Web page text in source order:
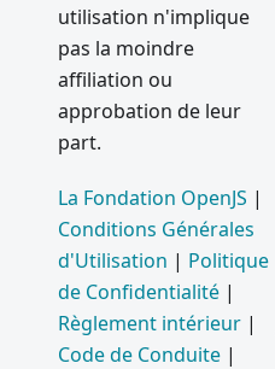
utilisation n'implique
pas la moindre
affiliation ou
approbation de leur
part.
La Fondation OpenJS |
Conditions Générales
d'Utilisation | Politique
de Confidentialité |
Règlement intérieur |
Code de Conduite |